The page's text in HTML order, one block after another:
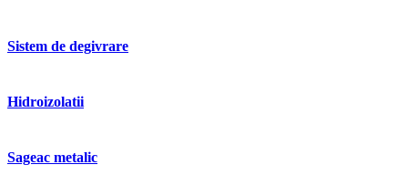
Sistem de degivrare
Hidroizolatii
Sageac metalic